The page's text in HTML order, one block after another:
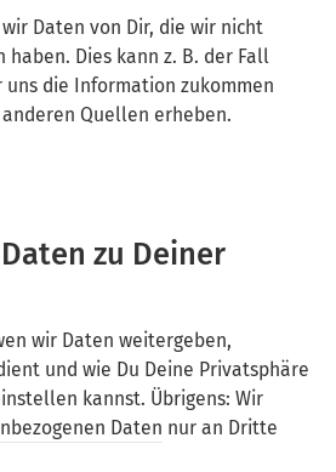
Daten von Dir, die wir nicht
Dies kann z. B. der Fall
die Information zukommen
Quellen erheben.
zu Deiner
wir Daten weitergeben,
und wie Du Deine Privatsphäre
kannst. Übrigens: Wir
Daten nur an Dritte